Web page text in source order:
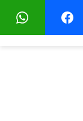
Menu